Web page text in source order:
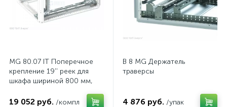
MG 80.07 IT Поперечное
крепление 19'' реек для
шкафа шириной 800 мм,
19 052 руб. /компл
B 8 MG Держатель
траверсы
4 876 руб. /упак